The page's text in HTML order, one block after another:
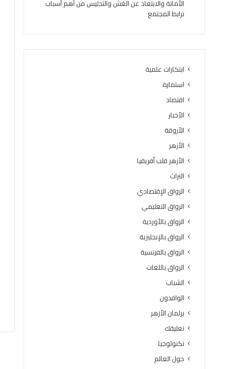
الأمانة والابتعاد عن الغش والتدليس من أهم أسباب
ترابط المجتمع
ابتكارات علمية
استمارة
اقتصاد
الأخبار
الأروقة
الأزهر
الأزهر قلب أفريقيا
التراث
الرواق الإقتصادي
الرواق التعليمي
الرواق بالأوردية
الرواق بالإنجليزية
الرواق بالفرنسية
الرواق باللغات
الشباب
الوافدون
برلمان الأزهر
تعليقك
تكنولوجيا
حول العالم